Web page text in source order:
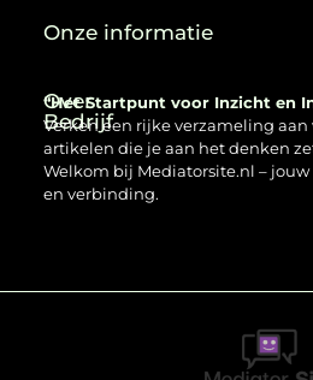
Over
Bedrijf
“Het Startpunt voor Inzicht en
Verken een rijke verzameling
artikelen die je aan het denken
Welkom bij Mediatorsite.nl –
en verbinding.
Onze informatie